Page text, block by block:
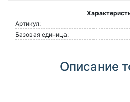
Артикул:
Базовая единица:
Описание